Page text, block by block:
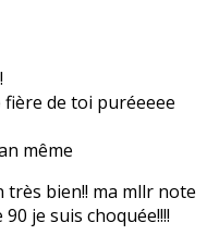
de toi puréeeee
même
très bien!! ma mllr note
je suis choquée!!!!